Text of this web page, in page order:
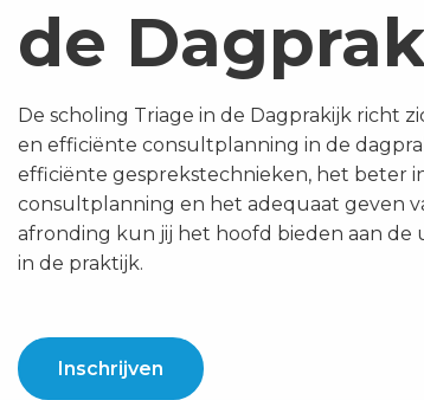
de
De scholing Triage in de Dagprakijk richt
en efficiënte consultplanning in de
efficiënte gesprekstechnieken, het beter
consultplanning en het adequaat geven
afronding kun jij het hoofd bieden aan de
in de praktijk.
Inschrijven